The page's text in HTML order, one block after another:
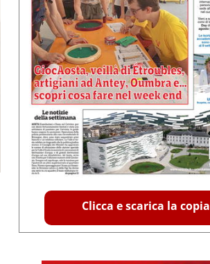
Clicca e scarica la copia